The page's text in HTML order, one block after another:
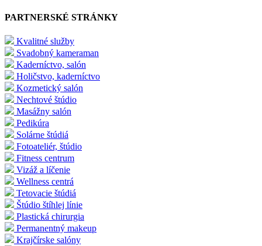
PARTNERSKÉ STRÁNKY
Kvalitné služby
Svadobný kameraman
Kaderníctvo, salón
Holičstvo, kaderníctvo
Kozmetický salón
Nechtové štúdio
Masážny salón
Pedikúra
Solárne štúdiá
Fotoateliér, štúdio
Fitness centrum
Vizáž a líčenie
Wellness centrá
Tetovacie štúdiá
Štúdio štíhlej línie
Plastická chirurgia
Permanentný makeup
Krajčírske salóny